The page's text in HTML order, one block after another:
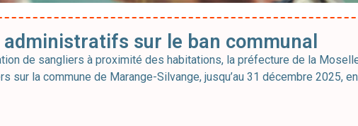
sur le ban communal
de sangliers à proximité des habitations, la préfecture de la
la commune de Marange-Silvange, jusqu’au 31 décembre 2025,